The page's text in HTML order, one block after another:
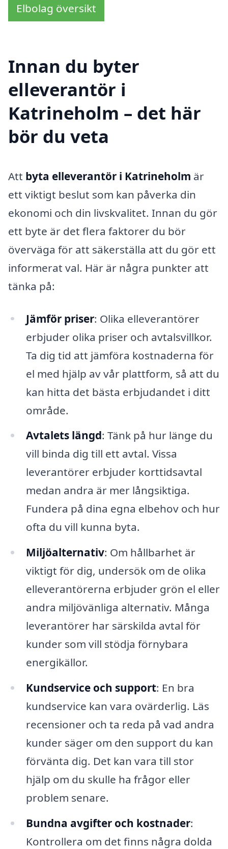
Elbolag översikt
Innan du byter
elleverantör i
Katrineholm – det här
bör du veta
Att byta elleverantör i Katrineholm är
ett viktigt beslut som kan påverka din
ekonomi och din livskvalitet. Innan du gör
ett byte är det flera faktorer du bör
överväga för att säkerställa att du gör ett
informerat val. Här är några punkter att
tänka på:
Jämför priser: Olika elleverantörer
erbjuder olika priser och avtalsvillkor.
Ta dig tid att jämföra kostnaderna för
el med hjälp av vår plattform, så att du
kan hitta det bästa erbjudandet i ditt
område.
Avtalets längd: Tänk på hur länge du
vill binda dig till ett avtal. Vissa
leverantörer erbjuder korttidsavtal
medan andra är mer långsiktiga.
Fundera på dina egna elbehov och hur
ofta du vill kunna byta.
Miljöalternativ: Om hållbarhet är
viktigt för dig, undersök om de olika
elleverantörerna erbjuder grön el eller
andra miljövänliga alternativ. Många
leverantörer har särskilda avtal för
kunder som vill stödja förnybara
energikällor.
Kundservice och support: En bra
kundservice kan vara ovärderlig. Läs
recensioner och ta reda på vad andra
kunder säger om den support du kan
förvänta dig. Det kan vara till stor
hjälp om du skulle ha frågor eller
problem senare.
Bundna avgifter och kostnader:
Kontrollera om det finns några dolda